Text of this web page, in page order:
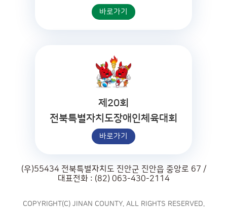
바로가기
제20회
전북특별자치도장애인체육대회
바로가기
(우)55434 전북특별자치도 진안군 진안읍 중앙로 67 /
대표전화 : (82) 063-430-2114
COPYRIGHT(C) JINAN COUNTY. ALL RIGHTS RESERVED.